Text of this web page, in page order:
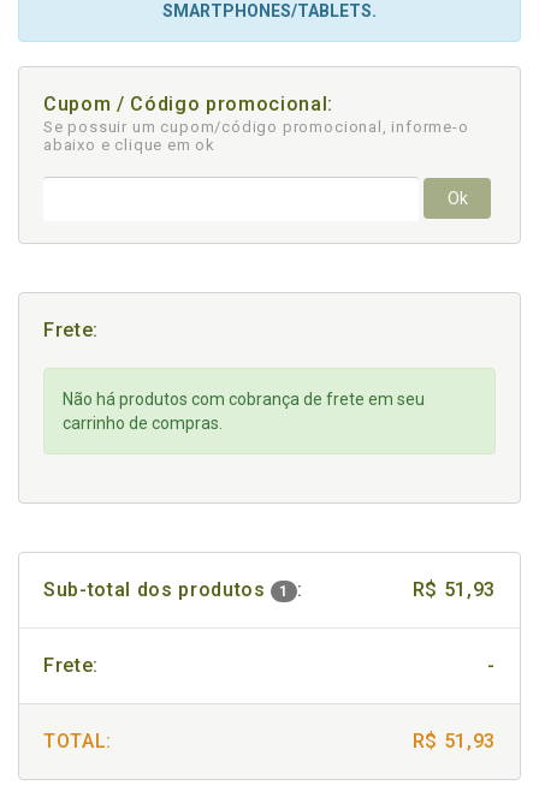
SMARTPHONES/TABLETS.
Cupom / Código promocional:
Se possuir um cupom/código promocional, informe-o
abaixo e clique em ok
Ok
Frete:
Não há produtos com cobrança de frete em seu
carrinho de compras.
Sub-total dos produtos 1 : R$ 51,93
Frete: -
TOTAL: R$ 51,93